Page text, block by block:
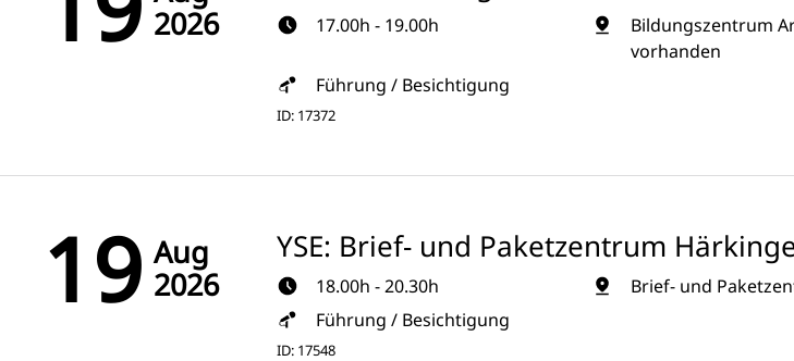
2026
17.00h - 19.00h
Bildungszentrum
vorhanden
Führung / Besichtigung
ID: 17372
19 Aug
2026
YSE: Brief- und Paketzentrum
18.00h - 20.30h
Brief- und
Führung / Besichtigung
ID: 17548